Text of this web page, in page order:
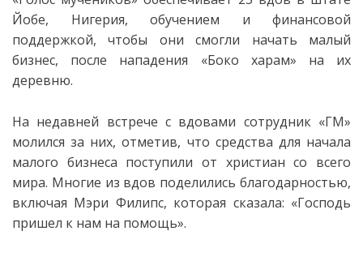
Йобе, Нигерия, обучением и финансовой
поддержкой, чтобы они смогли начать малый
бизнес, после нападения «Боко харам» на их
деревню.
На недавней встрече с вдовами сотрудник «ГМ»
молился за них, отметив, что средства для начала
малого бизнеса поступили от христиан со всего
мира. Многие из вдов поделились благодарностью,
включая Мэри Филипс, которая сказала: «Господь
пришел к нам на помощь».